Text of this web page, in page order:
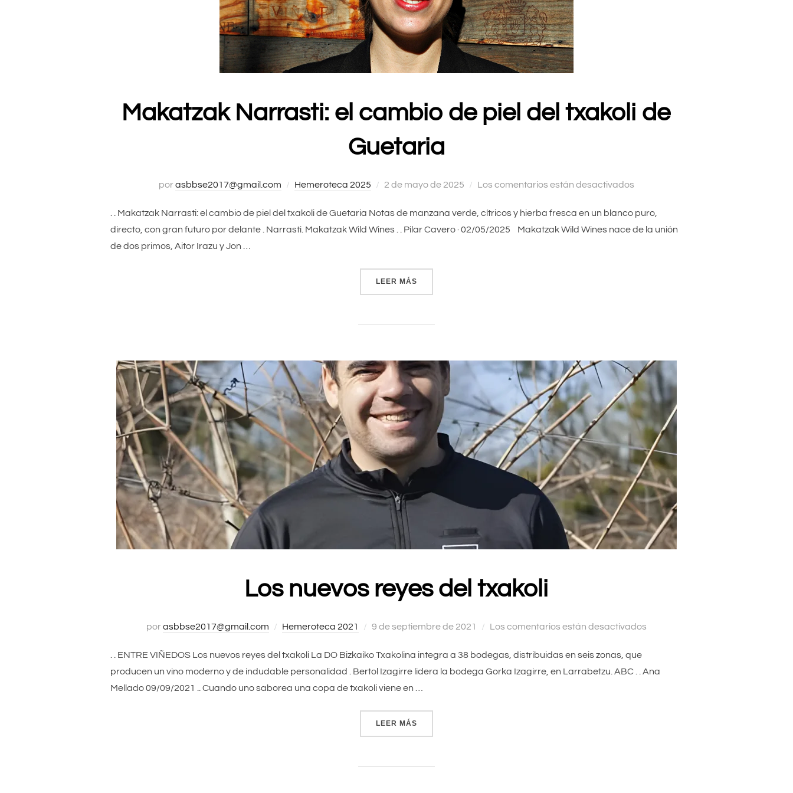
Makatzak Narrasti: el cambio de piel del txakoli de
Guetaria
porasbbse2017@gmail.com Hemeroteca 2025
Publicado
2 de mayo de 2025 Los comentarios están desactivados
. . Makatzak Narrasti: el cambio de piel del txakoli de Guetaria Notas de manzana verde, cítricos y hierba fresca en un blanco puro,
directo, con gran futuro por delante . Narrasti. Makatzak Wild Wines . . Pilar Cavero · 02/05/2025 Makatzak Wild Wines nace de la unión
de dos primos, Aitor Irazu y Jon …
LEER MÁS
Los nuevos reyes del txakoli
porasbbse2017@gmail.com Hemeroteca 2021
Publicado
9 de septiembre de 2021 Los comentarios están desactivados
. . ENTRE VIÑEDOS Los nuevos reyes del txakoli La DO Bizkaiko Txakolina integra a 38 bodegas, distribuidas en seis zonas, que
producen un vino moderno y de indudable personalidad . Bertol Izagirre lidera la bodega Gorka Izagirre, en Larrabetzu. ABC . . Ana
Mellado 09/09/2021 .. Cuando uno saborea una copa de txakoli viene en …
LEER MÁS